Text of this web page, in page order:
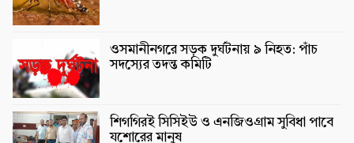
ওসমানীনগরে সড়ক দুর্ঘটনায় ৯ নিহত: পাঁচ
সদস্যের তদন্ত কমিটি
শিগগিরই সিসিইউ ও এনজিওগ্রাম সুবিধা পাবে
যশোরের মানুষ